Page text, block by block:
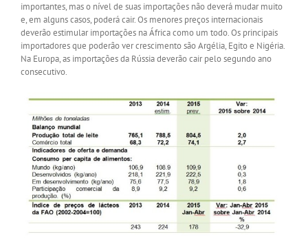
importantes, mas o nível de suas importações não deverá mudar muito
e, em alguns casos, poderá cair. Os menores preços internacionais
deverão estimular importações na África como um todo. Os principais
importadores que poderão ver crescimento são Argélia, Egito e Nigéria.
Na Europa, as importações da Rússia deverão cair pelo segundo ano
consecutivo.